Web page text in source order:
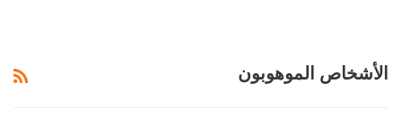
الأشخاص الموهوبون